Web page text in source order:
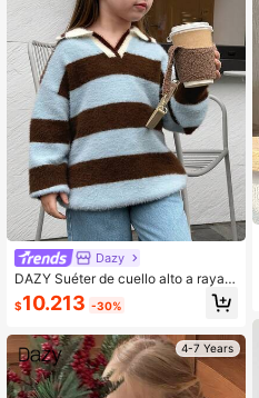
Dazy
DAZY Suéter de cuello alto a rayas
para niñas, otoño
$10.213 -30%
4-7 Years